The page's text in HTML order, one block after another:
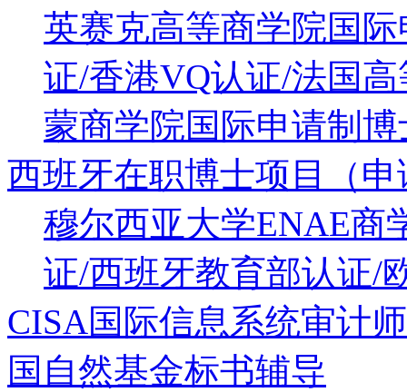
英赛克高等商学院国
证/香港VQ认证/法国
蒙商学院国际申请制
西班牙在职博士项目（申
穆尔西亚大学ENAE商
证/西班牙教育部认证/
CISA国际信息系统审计师
国自然基金标书辅导